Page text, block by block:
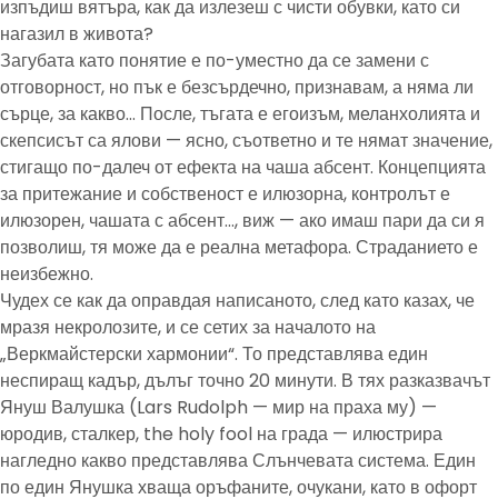
изпъдиш вятъра, как да излезеш с чисти обувки, като си
нагазил в живота?
Загубата като понятие е по-уместно да се замени с
отговорност, но пък е безсърдечно, признавам, а няма ли
сърце, за какво… После, тъгата е егоизъм, меланхолията и
скепсисът са ялови — ясно, съответно и те нямат значение,
стигащо по-далеч от ефекта на чаша абсент. Концепцията
за притежание и собственост е илюзорна, контролът е
илюзорен, чашата с абсент…, виж — ако имаш пари да си я
позволиш, тя може да е реална метафора. Страданието е
неизбежно.
Чудех се как да оправдая написаното, след като казах, че
мразя некролозите, и се сетих за началото на
„Веркмайстерски хармонии“. То представлява един
неспиращ кадър, дълъг точно 20 минути. В тях разказвачът
Януш Валушка (Lars Rudolph — мир на праха му) —
юродив, сталкер, the holy fool на града — илюстрира
нагледно какво представлява Слънчевата система. Един
по един Янушка хваща оръфаните, очукани, като в офорт